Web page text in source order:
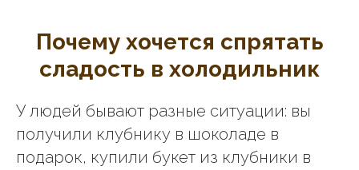
Почему хочется спрятать
сладость в холодильник
У людей бывают разные ситуации: вы
получили клубнику в шоколаде в
подарок, купили букет из клубники в